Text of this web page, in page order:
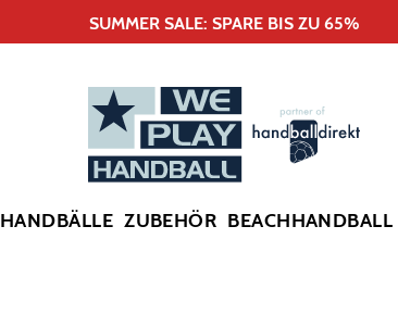
SUMMER SALE: SPARE BIS ZU 65%
HANDBÄLLE ZUBEHÖR BEACHHANDBALL